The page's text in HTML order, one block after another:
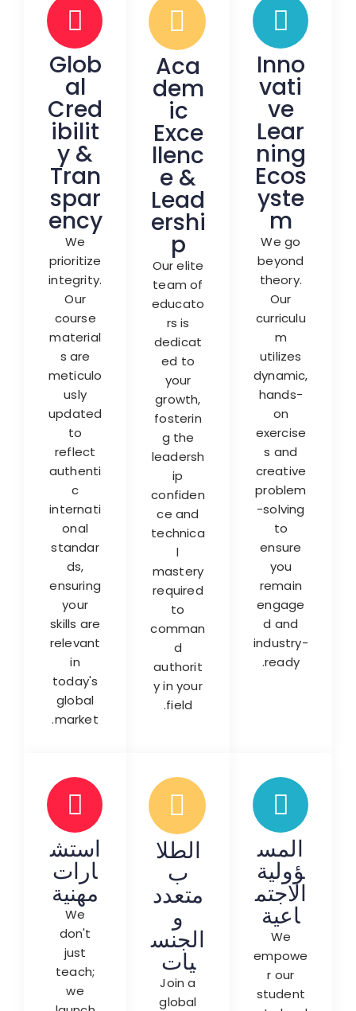
Inno
Vati
Ve
Lear
Ning
Ecos
Yste
M
We go
beyond
theory.
Our
curriculu
m
utilizes
dynamic,
hands-
on
exercise
s and
creative
problem
-solving
to
ensure
you
remain
engage
d and
industry-
ready.
Aca
Dem
Ic
Exce
Llenc
E &
Lead
Ershi
P
Our elite
team of
educato
rs is
dedicat
ed to
your
growth,
fosterin
g the
leadersh
ip
confiden
ce and
technica
l
mastery
required
to
comman
d
authorit
y in your
field.
Glob
Al
Cred
Ibilit
Y &
Tran
Spar
Ency
We
prioritize
integrity.
Our
course
material
s are
meticulo
usly
updated
to
reflect
authenti
c
internati
onal
standar
ds,
ensuring
your
skills are
relevant
in
today's
global
market.
المس
ؤولية
الاجتم
اعية
We
empowe
r our
student
الطلا
ب
متعدد
و
الجنس
يات
Join a
global
استش
ارات
مهنية
We
don't
just
teach;
we